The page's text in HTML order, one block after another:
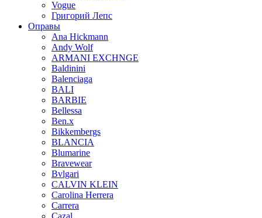
Vogue
Григорий Лепс
Оправы
Ana Hickmann
Andy Wolf
ARMANI EXCHNGE
Baldinini
Balenciaga
BALI
BARBIE
Bellessa
Ben.x
Bikkembergs
BLANCIA
Blumarine
Bravewear
Bvlgari
CALVIN KLEIN
Carolina Herrera
Carrera
Cazal